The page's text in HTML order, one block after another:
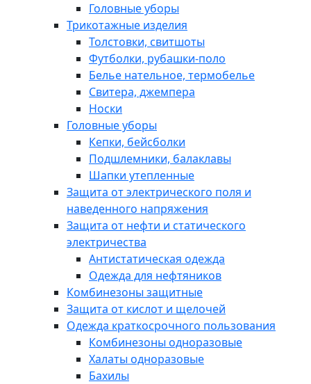
Головные уборы
Трикотажные изделия
Толстовки, свитшоты
Футболки, рубашки-поло
Белье нательное, термобелье
Свитера, джемпера
Носки
Головные уборы
Кепки, бейсболки
Подшлемники, балаклавы
Шапки утепленные
Защита от электрического поля и
наведенного напряжения
Защита от нефти и статического
электричества
Антистатическая одежда
Одежда для нефтяников
Комбинезоны защитные
Защита от кислот и щелочей
Одежда краткосрочного пользования
Комбинезоны одноразовые
Халаты одноразовые
Бахилы